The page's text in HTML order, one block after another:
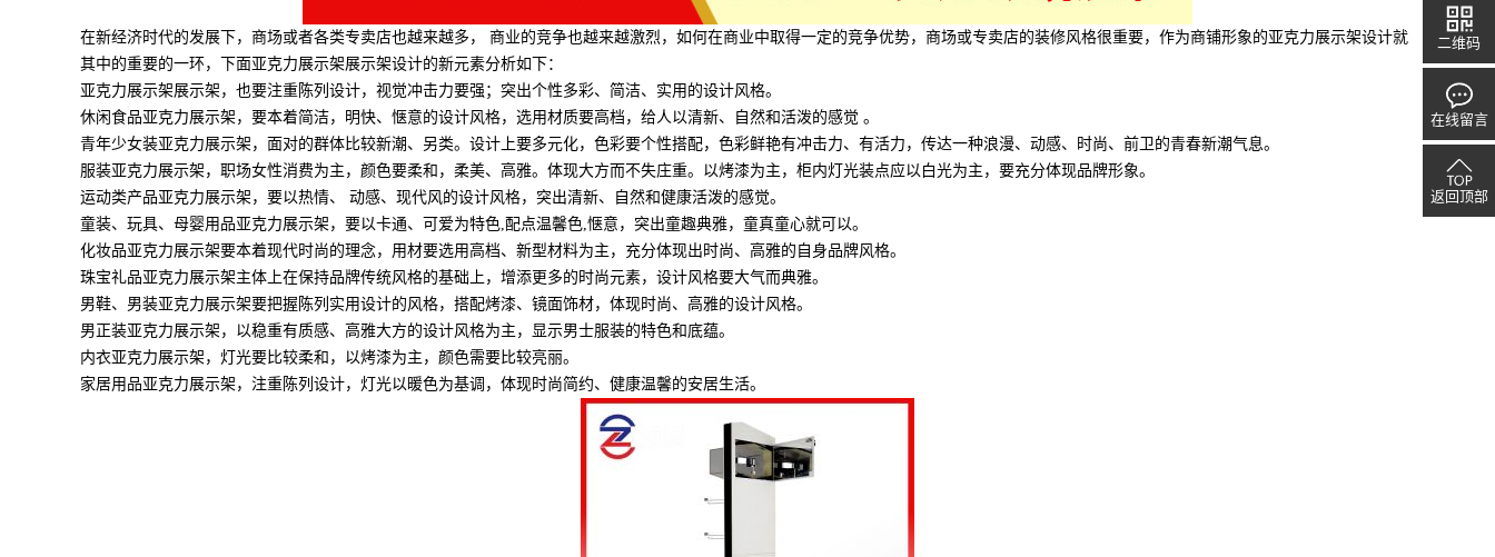
在新经济时代的发展下，商场或者各类专卖店也越来越多， 商业的竞争也越来越激烈，如何在商业中取得一定的竞争优势，商场或专卖店的装修风格很重要，作为商铺形象的亚克力展示架设计就
其中的重要的一环，下面亚克力展示架展示架设计的新元素分析如下：
亚克力展示架展示架，也要注重陈列设计，视觉冲击力要强；突出个性多彩、简洁、实用的设计风格。
休闲食品亚克力展示架，要本着简洁，明快、惬意的设计风格，选用材质要高档，给人以清新、自然和活泼的感觉 。
青年少女装亚克力展示架，面对的群体比较新潮、另类。设计上要多元化，色彩要个性搭配，色彩鲜艳有冲击力、有活力，传达一种浪漫、动感、时尚、前卫的青春新潮气息。
服装亚克力展示架，职场女性消费为主，颜色要柔和，柔美、高雅。体现大方而不失庄重。以烤漆为主，柜内灯光装点应以白光为主，要充分体现品牌形象。
运动类产品亚克力展示架，要以热情、 动感、现代风的设计风格，突出清新、自然和健康活泼的感觉。
童装、玩具、母婴用品亚克力展示架，要以卡通、可爱为特色,配点温馨色,惬意，突出童趣典雅，童真童心就可以。
化妆品亚克力展示架要本着现代时尚的理念，用材要选用高档、新型材料为主，充分体现出时尚、高雅的自身品牌风格。
珠宝礼品亚克力展示架主体上在保持品牌传统风格的基础上，增添更多的时尚元素，设计风格要大气而典雅。
男鞋、男装亚克力展示架要把握陈列实用设计的风格，搭配烤漆、镜面饰材，体现时尚、高雅的设计风格。
男正装亚克力展示架，以稳重有质感、高雅大方的设计风格为主，显示男士服装的特色和底蕴。
内衣亚克力展示架，灯光要比较柔和，以烤漆为主，颜色需要比较亮丽。
家居用品亚克力展示架，注重陈列设计，灯光以暖色为基调，体现时尚简约、健康温馨的安居生活。
二维码
在线留言
返回顶部